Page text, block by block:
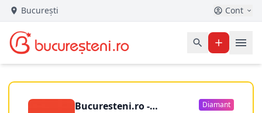
București Cont
Bucuresteni.ro -
Diamant